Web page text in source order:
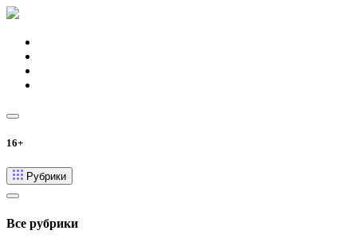
16+
Рубрики
Все рубрики